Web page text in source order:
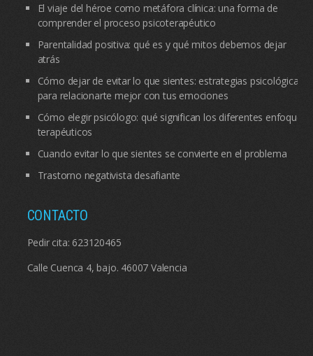
El viaje del héroe como metáfora clínica: una forma de
comprender el proceso psicoterapéutico
Parentalidad positiva: qué es y qué mitos debemos dejar
atrás
Cómo dejar de evitar lo que sientes: estrategias psicológicas
para relacionarte mejor con tus emociones
Cómo elegir psicólogo: qué significan los diferentes enfoques
terapéuticos
Cuando evitar lo que sientes se convierte en el problema
Trastorno negativista desafiante
CONTACTO
Pedir cita: 623120465
Calle Cuenca 4, bajo. 46007 Valencia